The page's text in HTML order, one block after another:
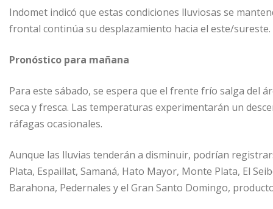
r
Indomet indicó que estas condiciones lluviosas se
frontal continúa su desplazamiento hacia el este/sureste.
Pronóstico para mañana
Para este sábado, se espera que el frente frío salga del
seca y fresca. Las temperaturas experimentarán un
ráfagas ocasionales.
Aunque las lluvias tenderán a disminuir, podrían
Plata, Espaillat, Samaná, Hato Mayor, Monte Plata, El
Barahona, Pedernales y el Gran Santo Domingo,